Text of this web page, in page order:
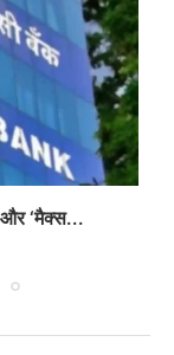
और ‘मैक्स...